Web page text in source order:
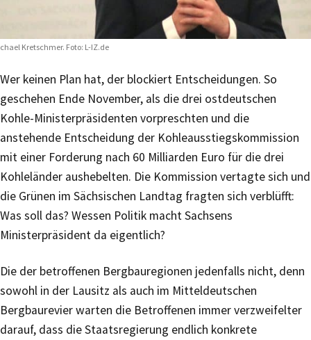
Kretschmer. Foto: L-IZ.de
Wer keinen Plan hat, der blockiert Entscheidungen. So
geschehen Ende November, als die drei ostdeutschen
Kohle-Ministerpräsidenten vorpreschten und die
anstehende Entscheidung der Kohleausstiegskommission
mit einer Forderung nach 60 Milliarden Euro für die drei
Kohleländer aushebelten. Die Kommission vertagte sich und
die Grünen im Sächsischen Landtag fragten sich verblüfft:
Was soll das? Wessen Politik macht Sachsens
Ministerpräsident da eigentlich?
Die der betroffenen Bergbauregionen jedenfalls nicht, denn
sowohl in der Lausitz als auch im Mitteldeutschen
Bergbaurevier warten die Betroffenen immer verzweifelter
darauf, dass die Staatsregierung endlich konkrete